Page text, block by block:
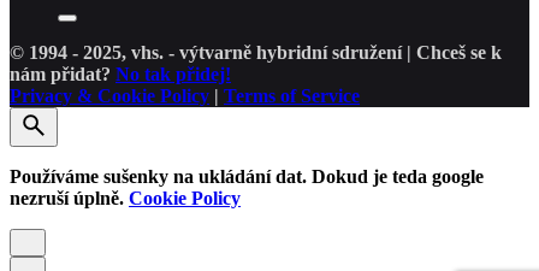
© 1994 - 2025, vhs. - výtvarně hybridní sdružení | Chceš se k
nám přidat? No tak přidej!
Privacy & Cookie Policy | Terms of Service
Používáme sušenky na ukládání dat. Dokud je teda google
nezruší úplně. Cookie Policy